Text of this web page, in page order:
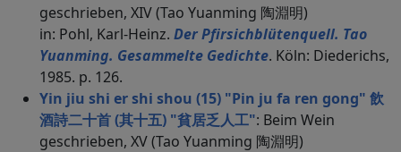
geschrieben, XIV (Tao Yuanming 陶淵明)
in: Pohl, Karl-Heinz. Der Pfirsichblütenquell. Tao
Yuanming. Gesammelte Gedichte. Köln: Diederichs,
1985. p. 126.
Yin jiu shi er shi shou (15) "Pin ju fa ren gong" 飲
酒詩二十首 (其十五) "貧居乏人工": Beim Wein
geschrieben, XV (Tao Yuanming 陶淵明)